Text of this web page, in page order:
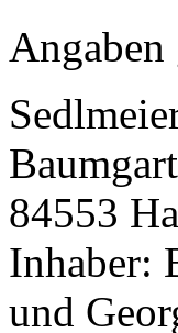
84553
Inhaber:
und